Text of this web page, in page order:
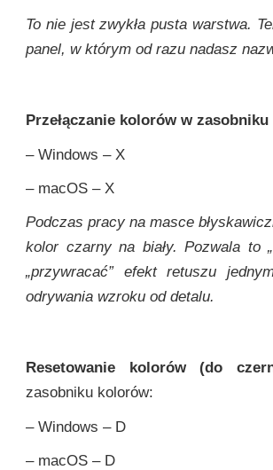
To nie jest zwykła pusta warstwa.
panel, w którym od razu nadasz
Przełączanie kolorów w
– Windows – X
– macOS – X
Podczas pracy na masce
kolor czarny na biały. Pozwala to
„przywracać” efekt retuszu
odrywania wzroku od detalu.
Resetowanie kolorów (do
zasobniku kolorów:
– Windows – D
– macOS – D